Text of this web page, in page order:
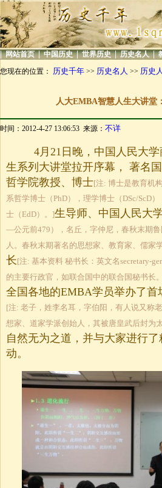
| 网站首页 | 中国历史 | 世界历史 | 历史名人 |
您现在的位置： 历史千年 >> 历史名人 >> 历史
人大EMBA智慧人生大讲堂
时间：2012-4-27 13:06:53 来源： 不详
4月21日晚，中国人民大学
生系列大讲堂拉开序幕， 著名
哲学院教授、博士[注: 博士是教育机
系哲学博士（PhD），理学博士（DSc/ScD
士（EdD）。]生导师、中国人民大
—公元前479），名丘，字仲尼，春秋末期鲁
人。春秋末期著名的思想家、教育家、儒家
长[注: 基本资料 秘书长：英文名secretary-
的主要行政官，如联合国中的联合国秘书长
全国各地的EMBA学员举办了首
[注: 老子，姓李名耳，字伯阳，有人说又称
想家、道家学派创始人，其被唐皇武后封为
自然无为之道，并与大家进行
动。